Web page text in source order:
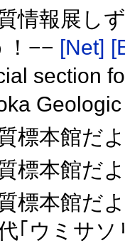
情報展し
！−− [Net]
section
標本館だ
標本館だ
標本館だ
｢ウミサソ